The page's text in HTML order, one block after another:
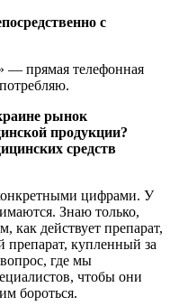
с
— прямая телефонная
рынок
продукции?
средств
цифрами. У
Знаю только,
как действует препарат,
купленный за
где мы
чтобы они
бороться.